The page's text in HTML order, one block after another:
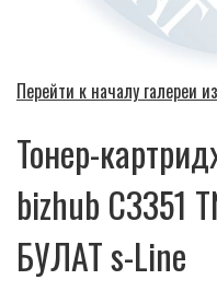
Перейти к началу галереи
Тонер-
bizhub C3351
БУЛАТ s-Line